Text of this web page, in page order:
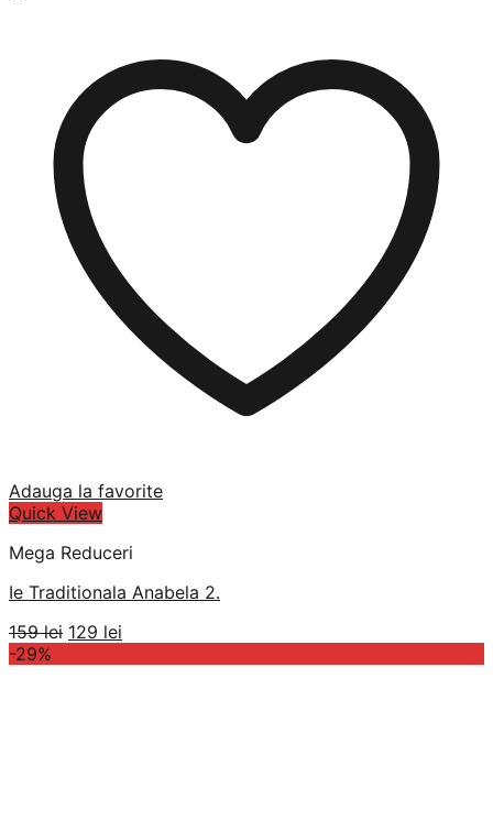
Adauga la favorite
Quick View
Mega Reduceri
Ie Traditionala Anabela 2.
159lei Prețul
129 lei
-29%